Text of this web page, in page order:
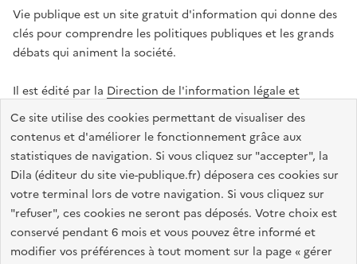
Ce site utilise des cookies permettant de visualiser des
contenus et d'améliorer le fonctionnement grâce aux
statistiques de navigation. Si vous cliquez sur "accepter", la
Dila (éditeur du site vie-publique.fr) déposera ces cookies sur
votre terminal lors de votre navigation. Si vous cliquez sur
"refuser", ces cookies ne seront pas déposés. Votre choix est
conservé pendant 6 mois et vous pouvez être informé et
modifier vos préférences à tout moment sur la page « gérer
Vie publique est un site gratuit d'information qui donne des
clés pour comprendre les politiques publiques et les grands
débats qui animent la société.
Il est édité par la Direction de l'information légale et
administrative
legifrance.gouv.fr info.gouv.fr
data.gouv.fr
service-public.gouv.fr
Accessibilité : totalement conforme Données personnelles